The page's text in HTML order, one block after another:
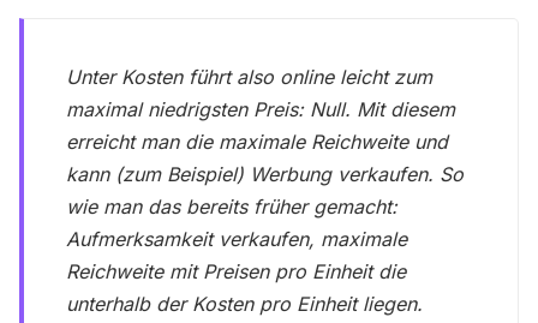
Unter Kosten führt also online leicht zum
maximal niedrigsten Preis: Null. Mit diesem
erreicht man die maximale Reichweite und
kann (zum Beispiel) Werbung verkaufen. So
wie man das bereits früher gemacht:
Aufmerksamkeit verkaufen, maximale
Reichweite mit Preisen pro Einheit die
unterhalb der Kosten pro Einheit liegen.